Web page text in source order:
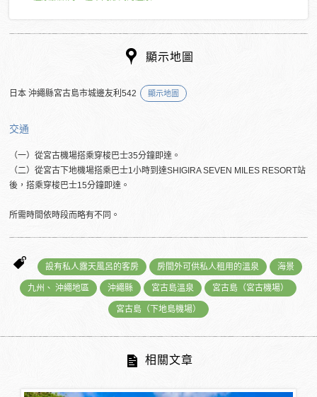
顯示地圖
日本 沖繩縣宮古島市城邊友利542 顯示地圖
交通
（一）從宮古機場搭乘穿梭巴士35分鐘即達。
（二）從宮古下地機場搭乘巴士1小時到達SHIGIRA SEVEN MILES RESORT站
後，搭乘穿梭巴士15分鐘即達。
所需時間依時段而略有不同。
設有私人露天風呂的客房 房間外可供私人租用的溫泉 海景
九州、 沖繩地區 沖繩縣 宮古島溫泉 宮古島（宮古機場）
宮古島（下地島機場）
相關文章